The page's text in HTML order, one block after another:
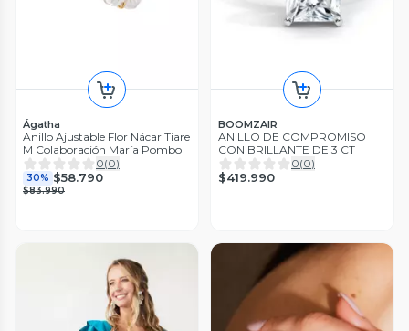
Ágatha
Anillo Ajustable Flor Nácar Tiare
M Colaboración María Pombo
0(0)
30% $58.790
$83.990
BOOMZAIR
ANILLO DE COMPROMISO
CON BRILLANTE DE 3 CT
0(0)
$419.990